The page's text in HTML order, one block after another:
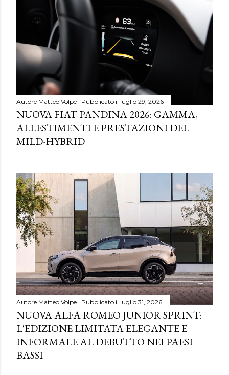
Autore Matteo Volpe Pubblicato il luglio 29, 2026
NUOVA FIAT PANDINA 2026: GAMMA,
ALLESTIMENTI E PRESTAZIONI DEL
MILD-HYBRID
Autore Matteo Volpe Pubblicato il luglio 31, 2026
NUOVA ALFA ROMEO JUNIOR SPRINT:
L'EDIZIONE LIMITATA ELEGANTE E
INFORMALE AL DEBUTTO NEI PAESI
BASSI